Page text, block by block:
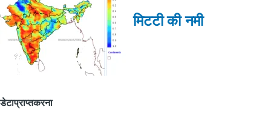
मिटटी की नमी
डेटाप्राप्तकरना